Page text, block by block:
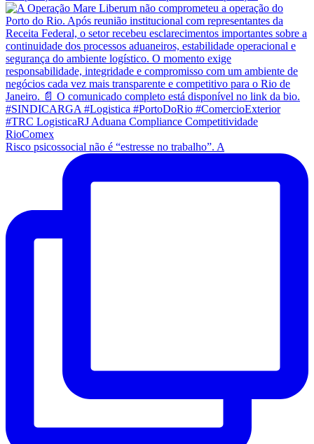
Risco psicossocial não é “estresse no trabalho”. A